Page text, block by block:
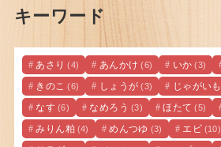
キーワード
あさり (4) あんかけ (6) いか (3)
きのこ (6) しょうが (3) じゃがいも
なす (6) なめろう (3) ほたて (5)
みりん粕 (4) めんつゆ (3) エビ (10)